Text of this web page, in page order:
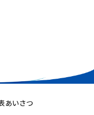
あいさつ